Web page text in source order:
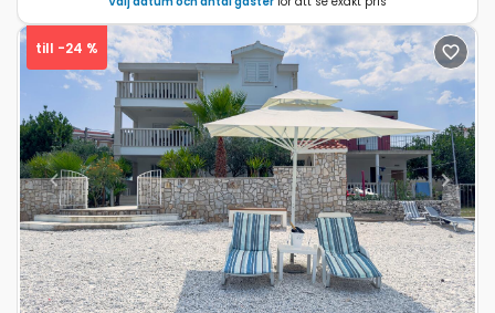
Previous Next
till -24 %